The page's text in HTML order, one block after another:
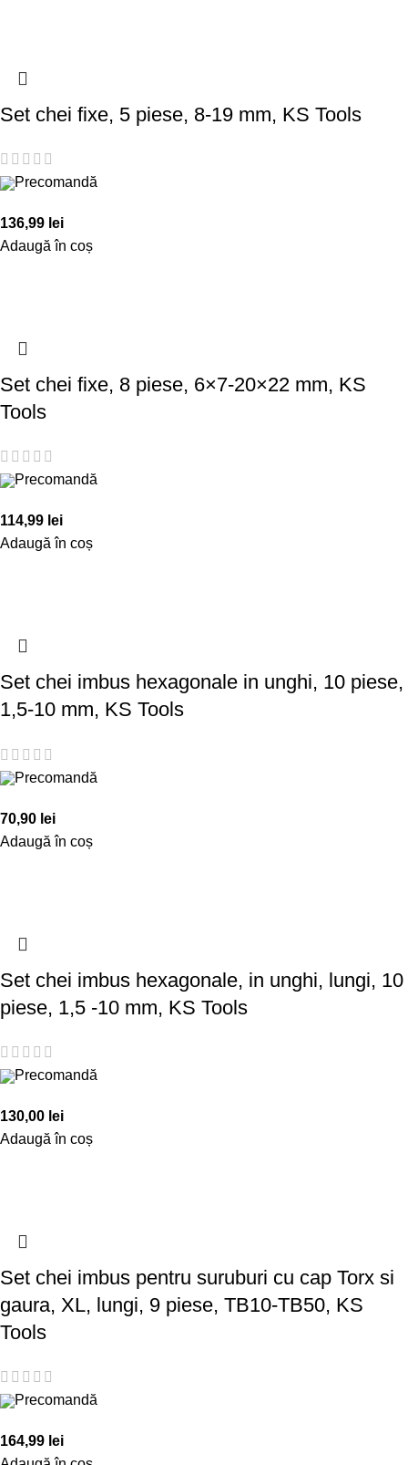
Set chei fixe, 5 piese, 8-19 mm, KS Tools
Precomandă
136,99 lei
Adaugă în coș
Set chei fixe, 8 piese, 6×7-20×22 mm, KS
Tools
Precomandă
114,99 lei
Adaugă în coș
Set chei imbus hexagonale in unghi, 10 piese,
1,5-10 mm, KS Tools
Precomandă
70,90 lei
Adaugă în coș
Set chei imbus hexagonale, in unghi, lungi, 10
piese, 1,5 -10 mm, KS Tools
Precomandă
130,00 lei
Adaugă în coș
Set chei imbus pentru suruburi cu cap Torx si
gaura, XL, lungi, 9 piese, TB10-TB50, KS
Tools
Precomandă
164,99 lei